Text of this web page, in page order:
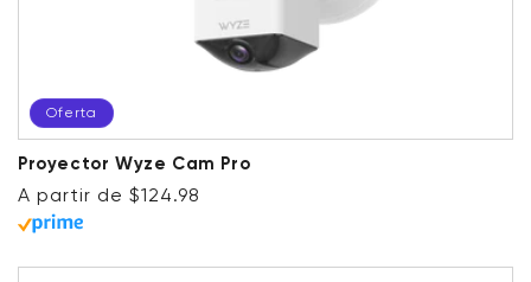
Oferta
Proyector Wyze Cam Pro
Precio habitual
Precio de oferta
A partir de $124.98